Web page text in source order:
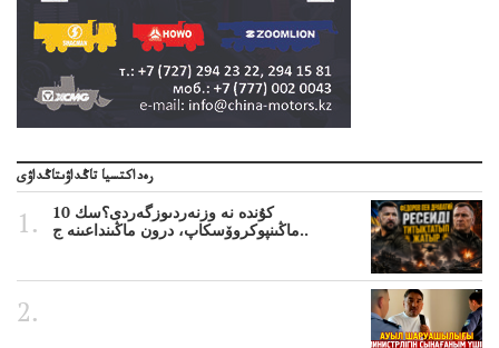
رەداكتسيا تاڭداۋىتاڭداۋى
10 كۇندە نە وزنەردىوزگەردى؟سك
ماڭىنپوكروۆسكاپ، درون ماڭىنداعىنە ج..